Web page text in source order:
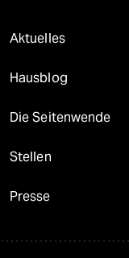
Aktuelles
Hausblog
Die Seitenwende
Stellen
Presse